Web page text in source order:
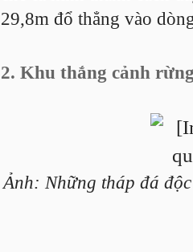
29,8m đổ thẳng vào
2. Khu thắng cảnh
Ảnh: Những tháp đá